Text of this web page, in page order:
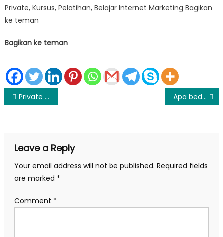
Private, Kursus, Pelatihan, Belajar Internet Marketing Bagikan
ke teman
Bagikan ke teman
Post
Private Google for Business Apa bedanya kata pengantar pendahuluan dan prakata ?
Leave a Reply
Your email address will not be published. Required fields
are marked *
Comment *